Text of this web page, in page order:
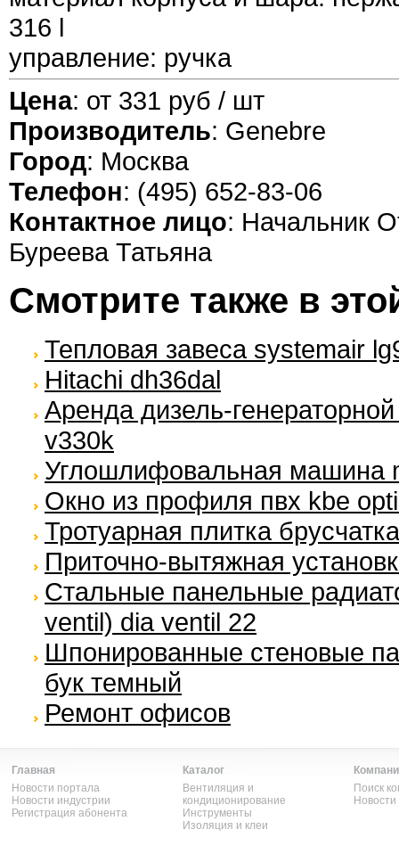
316 l
управление: ручка
Цена: от 331 руб / шт
Производитель: Genebre
Город: Москва
Телефон: (495) 652-83-06
Контактное лицо: Начальник
Буреева Татьяна
Смотрите также в
Тепловая завеса systemair
Hitachi dh36dal
Аренда дизель-
v330k
Углошлифовальная машина
Окно из профиля пвх kbe
Тротуарная плитка брусчатка
Приточно-вытяжная
Стальные панельные
ventil) dia ventil 22
Шпонированные стеновые
бук темный
Ремонт офисов
Главная
Новости портала
Новости индустрии
Регистрация абонента
Каталог
Вентиляция и
кондиционирование
Инструменты
Изоляция и клеи
Поиск